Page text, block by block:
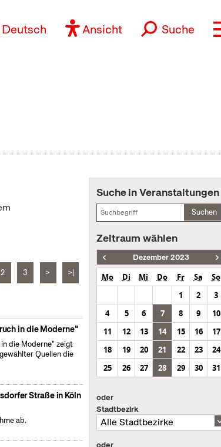
Deutsch Ansicht Suche
2 3 > >|
in die Moderne"
die Moderne" zeigt
Quellen die
Straße in Köln
ab.
Suche in Veranstaltungen
Suchen
Zeitraum wählen
Dezember 2023
Mo Di Mi Do Fr Sa
So
1
2
3
4
5 6 7 8 9
10
11
12 13 14 15 16
17
18
19 20 21 22 23
24
25
26 27 28 29 30 31
oder
Stadtbezirk
oder